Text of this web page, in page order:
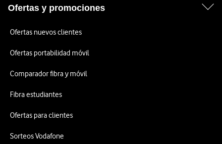
Ofertas y promociones
Ofertas nuevos clientes
Ofertas portabilidad móvil
Comparador fibra y móvil
Fibra estudiantes
Ofertas para clientes
Sorteos Vodafone